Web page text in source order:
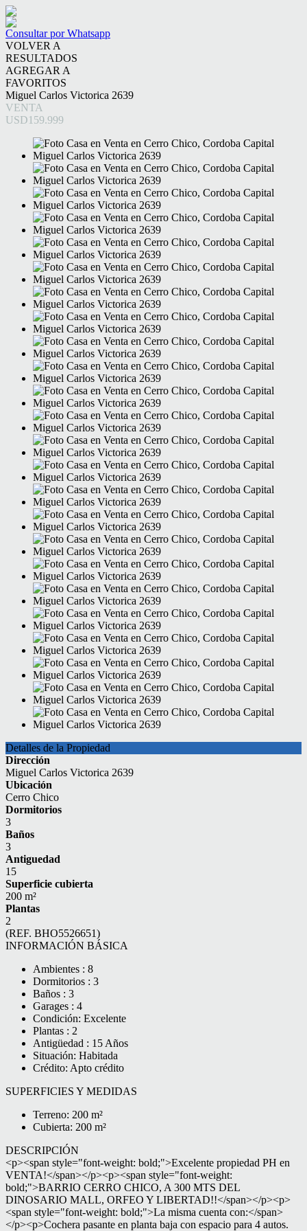
Consultar por Whatsapp
VOLVER A
RESULTADOS
AGREGAR A
FAVORITOS
Miguel Carlos Victorica 2639
VENTA
USD159.999
Detalles de la Propiedad
Dirección
Miguel Carlos Victorica 2639
Ubicación
Cerro Chico
Dormitorios
3
Baños
3
Antiguedad
15
Superficie cubierta
200 m²
Plantas
2
(REF. BHO5526651)
INFORMACIÓN BÁSICA
Ambientes : 8
Dormitorios : 3
Baños : 3
Garages : 4
Condición: Excelente
Plantas : 2
Antigüedad : 15 Años
Situación: Habitada
Crédito: Apto crédito
SUPERFICIES Y MEDIDAS
Terreno: 200 m²
Cubierta: 200 m²
DESCRIPCIÓN
<p><span style="font-weight: bold;">Excelente propiedad PH en
VENTA!</span></p><p><span style="font-weight:
bold;">BARRIO CERRO CHICO, A 300 MTS DEL
DINOSARIO MALL, ORFEO Y LIBERTAD!!</span></p><p>
<span style="font-weight: bold;">La misma cuenta con:</span>
</p><p>Cochera pasante en planta baja con espacio para 4 autos.